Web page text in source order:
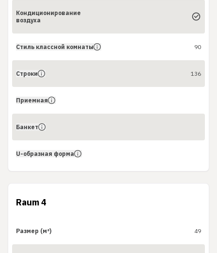
Кондиционирование
воздуха
Стиль классной комнаты 90
Строки 136
Приемная
Банкет
U-образная форма
Raum 4
Размер (м²) 49